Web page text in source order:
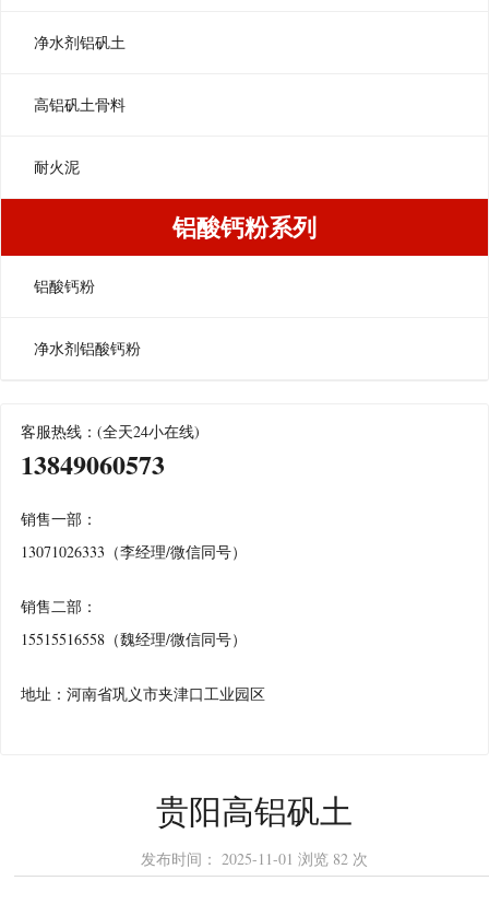
净水剂铝矾土
高铝矾土骨料
耐火泥
铝酸钙粉系列
铝酸钙粉
净水剂铝酸钙粉
客服热线：(全天24小在线)
13849060573
销售一部：
13071026333（李经理/微信同号）
销售二部：
15515516558（魏经理/微信同号）
地址：河南省巩义市夹津口工业园区
贵阳高铝矾土
发布时间： 2025-11-01 浏览 82 次